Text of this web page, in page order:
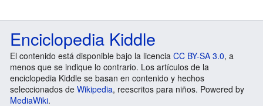
Enciclopedia Kiddle
El contenido está disponible bajo la licencia CC BY-SA 3.0, a
menos que se indique lo contrario. Los artículos de la
enciclopedia Kiddle se basan en contenido y hechos
seleccionados de Wikipedia, reescritos para niños. Powered by
MediaWiki.